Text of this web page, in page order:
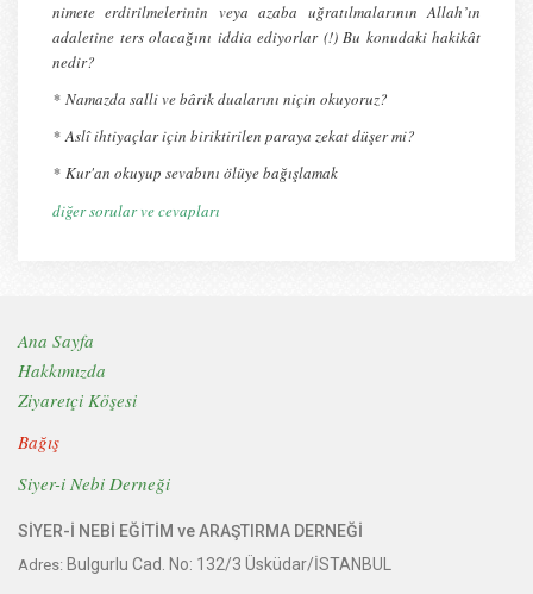
nimete erdirilmelerinin veya azaba uğratılmalarının Allah’ın
adaletine ters olacağını iddia ediyorlar (!) Bu konudaki hakikât
nedir?
* Namazda salli ve bârik dualarını niçin okuyoruz?
*Aslî ihtiyaçlar için biriktirilen paraya zekat düşer mi?
* Kur'an okuyup sevabını ölüye bağışlamak
diğer sorular ve cevapları
Ana Sayfa
Hakkımızda
Ziyaretçi Köşesi
Bağış
Siyer-i Nebi Derneği
SİYER-İ NEBİ EĞİTİM ve ARAŞTIRMA DERNEĞİ
Adres: Bulgurlu Cad. No: 132/3 Üsküdar/İSTANBUL